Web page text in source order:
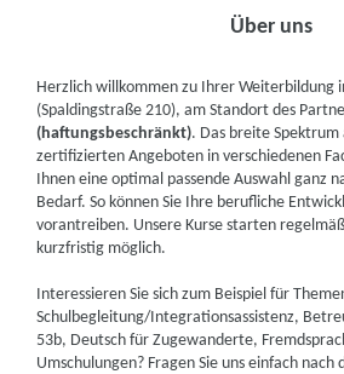
Über uns
Herzlich willkommen zu Ihrer Weiterbildung
(Spaldingstraße 210), am Standort des
(haftungsbeschränkt). Das breite
zertifizierten Angeboten in verschiedenen
Ihnen eine optimal passende Auswahl ganz
Bedarf. So können Sie Ihre berufliche
vorantreiben. Unsere Kurse starten
kurzfristig möglich.
Interessieren Sie sich zum Beispiel für
Schulbegleitung/Integrationsassistenz,
53b, Deutsch für Zugewanderte,
Umschulungen? Fragen Sie uns einfach nach